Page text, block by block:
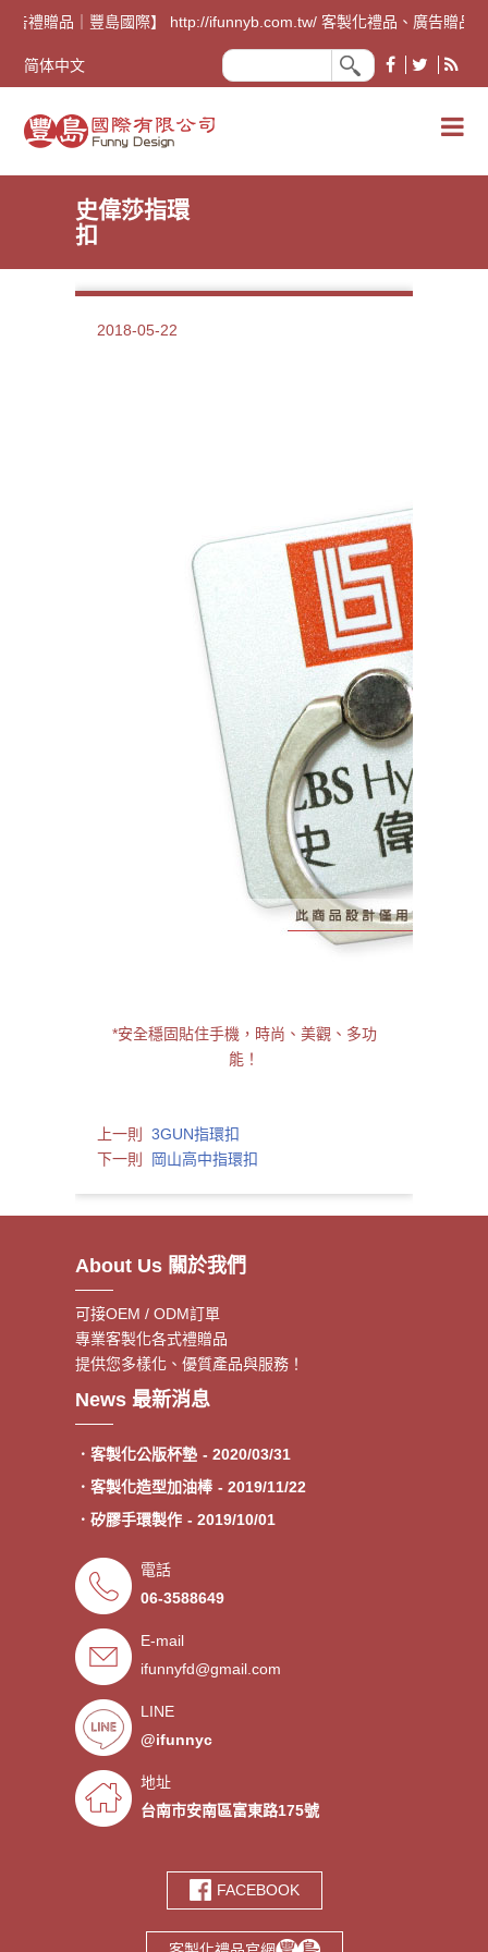
告禮贈品｜豐島國際】 http://ifunnyb.com.tw/ 客製化禮品、廣告贈品
简体中文
史偉莎指環
扣
2018-05-22
*安全穩固貼住手機，時尚、美觀、多功
能！
上一則 3GUN指環扣
下一則
岡山高中指環扣
About Us 關於我們
可接OEM / ODM訂單
專業客製化各式禮贈品
提供您多樣化、優質產品與服務！
News 最新消息
．客製化公版杯墊
- 2020/03/31
．客製化造型加油棒
- 2019/11/22
．矽膠手環製作
- 2019/10/01
．來圖印製氣囊支架 低起訂量
．超低價少量手環客製
．禮贈品客製化服務，歡迎免費
索取樣品。
．氣囊支架客製服務 - 2019/08/30
．廣告扇製作工廠 -競選造勢熱
門宣傳贈品
．宮廟神明結緣品訂做
．水晶滴膠氣囊支架製作
．客製氣囊手機支架 - 2019/06/18
．鑰匙圈少量客製印刷歡迎打樣‎ - 2019/05/10
．鑰匙圈客製化專家 - 2019/05/10
．台南螢幕擦拭貼製造廠商‎ - 2019/05/07
電話
06-3588649
E-mail
ifunnyfd@gmail.com
LINE
@ifunnyc
地址
台南市安南區富東路175號
FACEBOOK